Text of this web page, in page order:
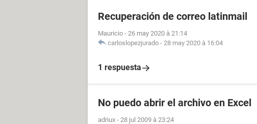
Recuperación de correo latinmail
Mauricio - 26 may 2020 à 21:14
carloslopezjurado - 28 may 2020 à 16:04
1 respuesta
No puedo abrir el archivo en Excel
adriux - 28 jul 2009 à 23:24